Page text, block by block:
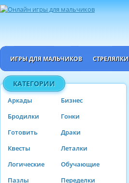
ИГРЫ ДЛЯ МАЛЬЧИКОВ СТРЕЛЯЛКИ
КАТЕГОРИИ
Аркады
Бизнес
Бродилки
Гонки
Готовить
Драки
Квесты
Леталки
Логические
Обучающие
Пазлы
Переделки